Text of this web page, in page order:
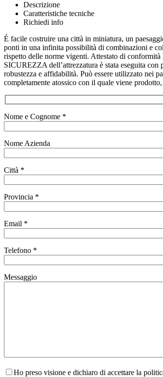
Descrizione
Caratteristiche tecniche
Richiedi info
É facile costruire una città in miniatura, un
ponti in una infinita possibilità di combinazioni e
rispetto delle norme vigenti. Attestato di
SICUREZZA dell’attrezzatura è stata eseguita
robustezza e affidabilità. Può essere utilizzato nei
completamente atossico con il quale viene
Nome e Cognome *
Nome Azienda
Città *
Provincia *
Email *
Telefono *
Messaggio
Ho preso visione e dichiaro di accettare la